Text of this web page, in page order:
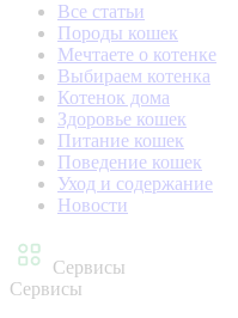
Все статьи
Породы кошек
Мечтаете о котенке
Выбираем котенка
Котенок дома
Здоровье кошек
Питание кошек
Поведение кошек
Уход и содержание
Новости
Сервисы
Сервисы